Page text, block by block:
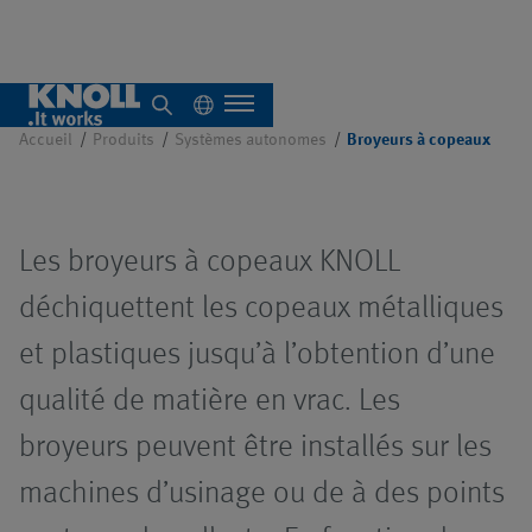
Aperçu
Systèmes
autonomes
Aperçu
Systèmes
centralisés
Aperçu
Accueil Produits Systèmes autonomes Broyeurs à copeaux
Les broyeurs à copeaux KNOLL
déchiquettent les copeaux métalliques
et plastiques jusqu’à l’obtention d’une
qualité de matière en vrac. Les
broyeurs peuvent être installés sur les
machines d’usinage ou de à des points